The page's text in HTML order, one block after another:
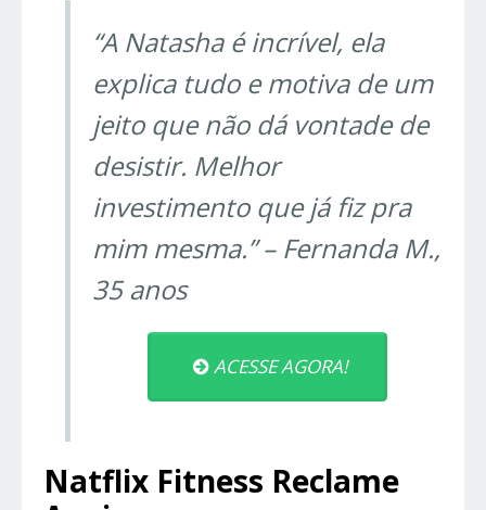
“A Natasha é incrível, ela
explica tudo e motiva de um
jeito que não dá vontade de
desistir. Melhor
investimento que já fiz pra
mim mesma.”– Fernanda M.,
35 anos
ACESSE AGORA!
Natflix Fitness Reclame